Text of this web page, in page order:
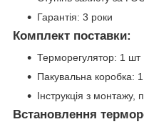
Гарантія: 3 роки
Комплект поставки:
Терморегулятор: 1 шт
Пакувальна коробка:
Інструкція з монтажу,
Встановлення